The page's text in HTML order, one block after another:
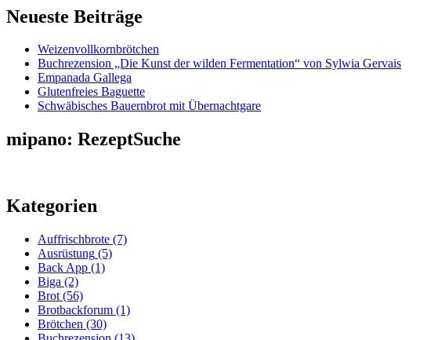
Neueste Beiträge
Weizenvollkornbrötchen
Buchrezension „Die Kunst der wilden Fermentation“ von Sylwia Gervais
Empanada Gallega
Glutenfreies Baguette
Schwäbisches Bauernbrot mit Übernachtgare
mipano: RezeptSuche
Kategorien
Auffrischbrote (7)
Ausrüstung (5)
Back App (1)
Biga (2)
Brot (56)
Brotbackforum (1)
Brötchen (30)